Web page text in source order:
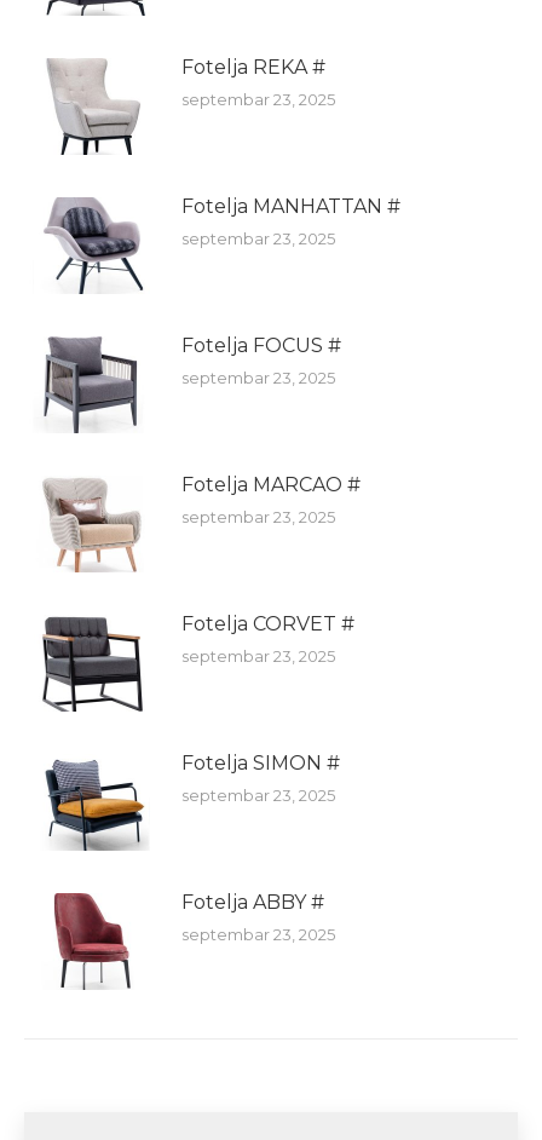
Fotelja REKA #
septembar 23, 2025
Fotelja MANHATTAN #
septembar 23, 2025
Fotelja FOCUS #
septembar 23, 2025
Fotelja MARCAO #
septembar 23, 2025
Fotelja CORVET #
septembar 23, 2025
Fotelja SIMON #
septembar 23, 2025
Fotelja ABBY #
septembar 23, 2025